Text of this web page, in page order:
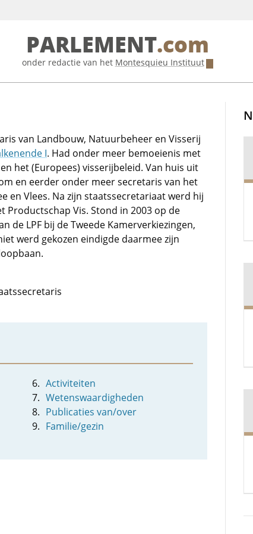
PARLEMENT.com
onder redactie van het Montesquieu Instituut
van Landbouw, Natuurbeheer en Visserij
I. Had onder meer bemoeienis met
het (Europees) visserijbeleid. Van huis uit
en eerder onder meer secretaris van het
en Vlees. Na zijn staatssecretariaat werd hij
Productschap Vis. Stond in 2003 op de
de LPF bij de Tweede Kamerverkiezingen,
werd gekozen eindigde daarmee zijn
Activiteiten
Wetenswaardigheden
Publicaties van/over
Familie/gezin